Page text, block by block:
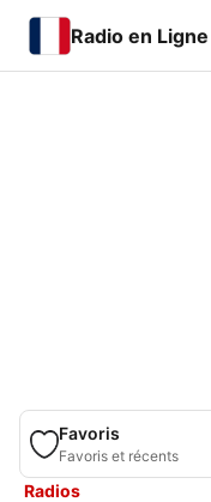
Radio en Ligne
Favoris
Favoris et récents
Radios